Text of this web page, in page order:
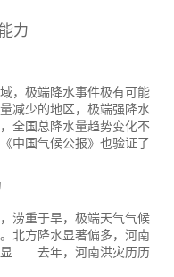
力
，极端降水事件极有可能
减少的地区，极端强降水
全国总降水量趋势变化不
中国气候公报》也验证了
涝重于旱，极端天气气候
北方降水显著偏多，河南
显……去年，河南洪灾历历